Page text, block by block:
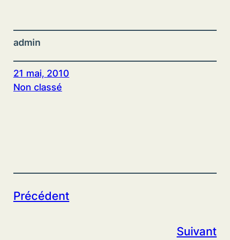
admin
21 mai, 2010
Non classé
Précédent
Suivant